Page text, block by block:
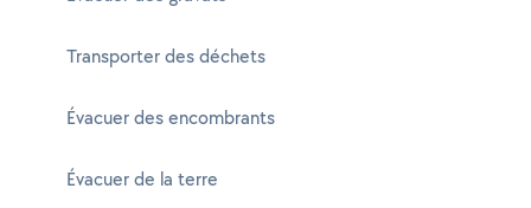
Transporter des déchets
Évacuer des encombrants
Évacuer de la terre